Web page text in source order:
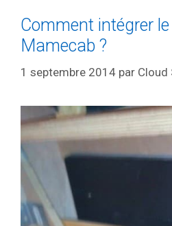
Comment intégrer
Mamecab ?
1 septembre 2014 par Cloud